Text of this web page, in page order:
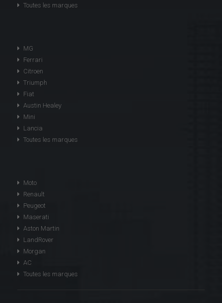
Toutes les marques
MG
Ferrari
Citroen
Triumph
Fiat
Austin Healey
Mini
Lancia
Toutes les marques
Moto
Renault
Peugeot
Maserati
Aston Martin
LandRover
Morgan
AC
Toutes les marques